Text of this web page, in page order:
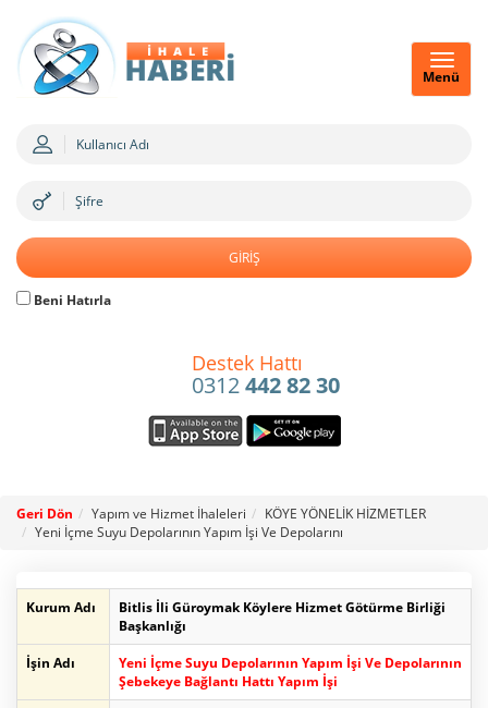
Menü
Beni Hatırla
Destek Hattı
0312442 82 30
Geri Dön Yapım ve Hizmet İhaleleri
KÖYE YÖNELİK HİZMETLER
Yeni İçme Suyu Depolarının Yapım İşi Ve Depolarını
Kurum Adı
Bitlis İli Güroymak Köylere Hizmet Götürme Birliği
Başkanlığı
İşin Adı
Yeni İçme Suyu Depolarının Yapım İşi Ve Depolarının
Şebekeye Bağlantı Hattı Yapım İşi